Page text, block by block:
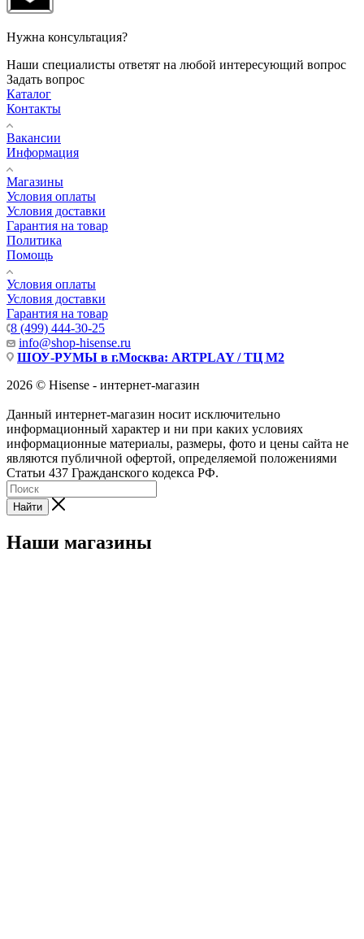
Нужна консультация?
Наши специалисты ответят на любой интересующий вопрос
Задать вопрос
Каталог
Контакты
Вакансии
Информация
Магазины
Условия оплаты
Условия доставки
Гарантия на товар
Политика
Помощь
Условия оплаты
Условия доставки
Гарантия на товар
8 (499) 444-30-25
info@shop-hisense.ru
ШОУ-РУМЫ в г.Москва: ARTPLAY / ТЦ М2
2026 © Hisense - интернет-магазин
Данный интернет-магазин носит исключительно
информационный характер и ни при каких условиях
информационные материалы, размеры, фото и цены сайта не
являются публичной офертой, определяемой положениями
Статьи 437 Гражданского кодекса РФ.
Найти
Наши магазины